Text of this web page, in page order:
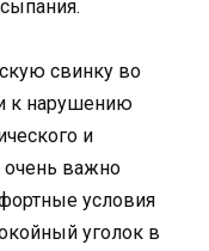
свинку во
к нарушению
и
очень важно
условия
уголок в